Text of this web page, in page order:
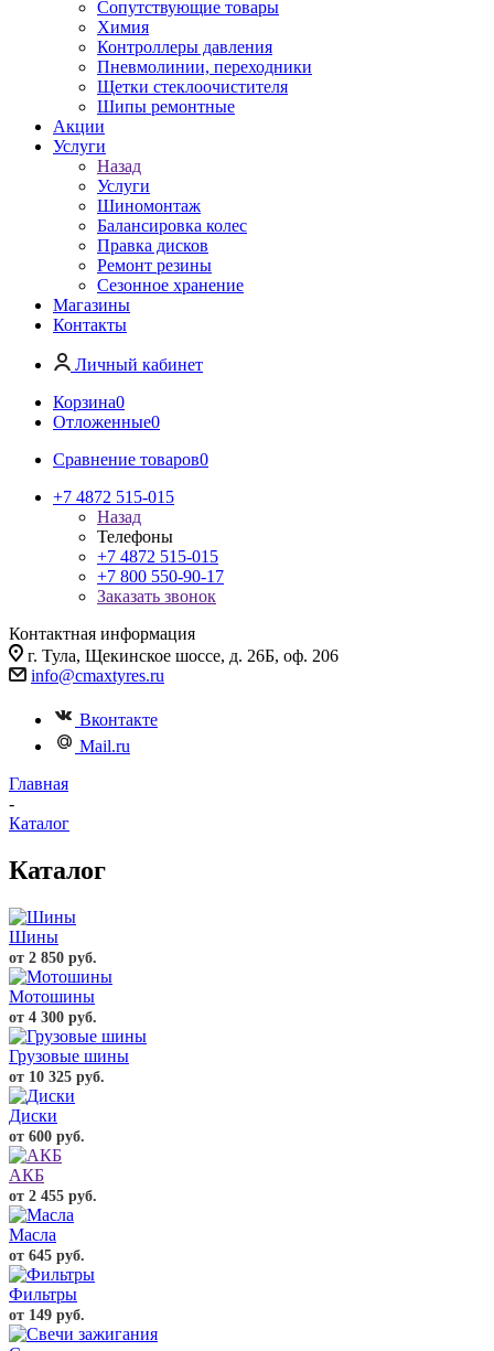
Сопутствующие товары
Химия
Контроллеры давления
Пневмолинии, переходники
Щетки стеклоочистителя
Шипы ремонтные
Акции
Услуги
Назад
Услуги
Шиномонтаж
Балансировка колес
Правка дисков
Ремонт резины
Сезонное хранение
Магазины
Контакты
Личный кабинет
Корзина0
Отложенные0
Сравнение товаров0
+7 4872 515-015
Назад
Телефоны
+7 4872 515-015
+7 800 550-90-17
Заказать звонок
Контактная информация
г. Тула, Щекинское шоссе, д. 26Б, оф. 206
info@cmaxtyres.ru
Вконтакте
Mail.ru
Главная
-
Каталог
Каталог
Шины
от 2 850 руб.
Мотошины
от 4 300 руб.
Грузовые шины
от 10 325 руб.
Диски
от 600 руб.
АКБ
от 2 455 руб.
Масла
от 645 руб.
Фильтры
от 149 руб.